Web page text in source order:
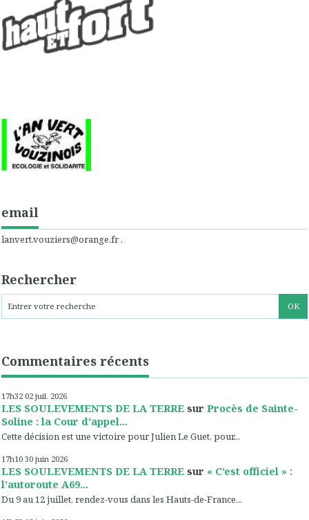
email
lanvert.vouziers@orange.fr .
Rechercher
Commentaires récents
17h32 02 juil. 2026
LES SOULEVEMENTS DE LA TERRE sur Procès de Sainte-
Soline : la Cour d'appel...
Cette décision est une victoire pour Julien Le Guet, pour...
17h10 30 juin 2026
LES SOULEVEMENTS DE LA TERRE sur « C’est officiel » :
l’autoroute A69...
Du 9 au 12 juillet, rendez-vous dans les Hauts-de-France...